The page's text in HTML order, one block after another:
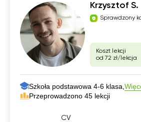
Krzysztof S.
Sprawdzony
Koszt lekcji
od 72 zł/lekcja
Szkoła podstawowa 4-6 klasa,
Przeprowadzono 45 lekcji
CV